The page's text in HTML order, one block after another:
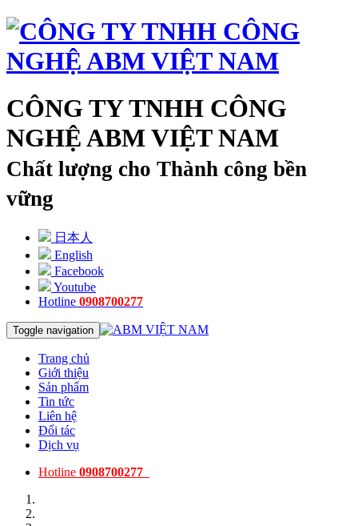
CÔNG TY TNHH CÔNG
NGHỆ ABM VIỆT NAM
Chất lượng cho Thành công bền
vững
日本人
English
Facebook
Youtube
Hotline 0908700277
Toggle navigation
Trang chủ
Giới thiệu
Sản phẩm
Tin tức
Liên hệ
Đối tác
Dịch vụ
Hotline 0908700277